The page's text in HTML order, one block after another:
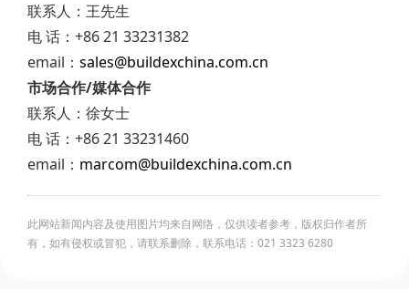
联系人：王先生
电 话：+86 21 33231382
email： sales@buildexchina.com.cn
市场合作/媒体合作
联系人：徐女士
电 话：+86 21 33231460
email： marcom@buildexchina.com.cn
此网站新闻内容及使用图片均来自网络，仅供读者参考，版权归作者所
有，如有侵权或冒犯，请联系删除，联系电话：021 3323 6280